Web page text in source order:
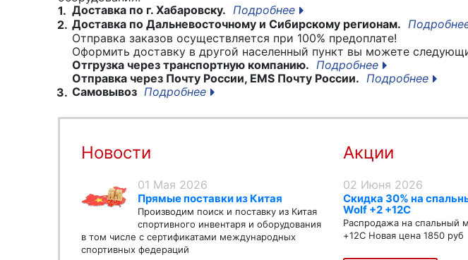
1. Доставка по г. Хабаровску. Подробнее
2. Доставка по Дальневосточному и Сибирскому регионам.
Отправка заказов осуществляется при 100% предоплате!
Оформить доставку в другой населенный пункт вы можете
Отгрузка через транспортную компанию. Подробнее
Отправка через Почту России, EMS Почту России. Подробнее
3. Самовывоз Подробнее
Новости
01 Мая 2026
Прямые поставки из Китая
Производим поиск и поставку из Китая
спортивного инвентаря и оборудования
в том числе с сертификатами международных
спортивных федераций
Акции
02 Июня 2026
Скидка 30% на
Wolf +2 +12C
Распродажа на спальный
+12C Новая цена 1850 руб